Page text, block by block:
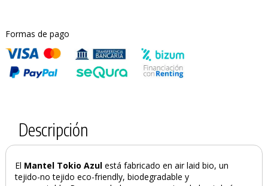
Formas de pago
Descripción
El Mantel Tokio Azulestá fabricado en air laid bio, un
tejido-no tejido eco-friendly, biodegradable y